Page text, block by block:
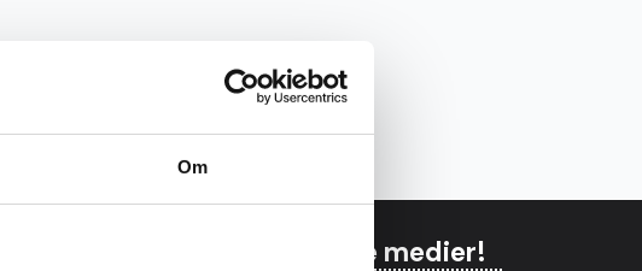
Om
Følg oss på sosiale medier!